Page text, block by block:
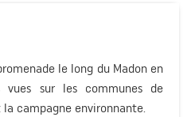
le long du Madon en
vues sur les communes de
campagne environnante.